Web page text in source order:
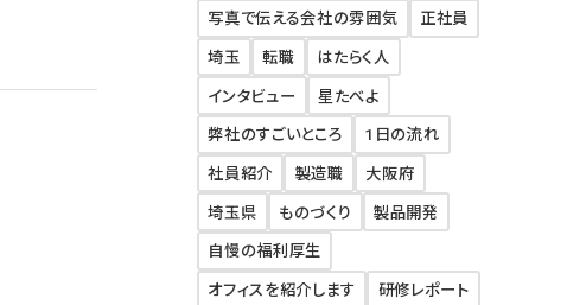
インターンシップ
募集要項
写真で伝える会社の雰囲気
正社員
埼玉
転職
はたらく人
インタビュー
星たべよ
弊社のすごいところ
1日の流れ
社員紹介
製造職
大阪府
埼玉県
ものづくり
製品開発
自慢の福利厚生
オフィスを紹介します
研修レポート